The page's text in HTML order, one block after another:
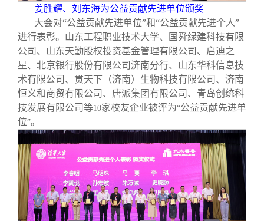
姜胜耀、刘东海为公益贡献先进单位颁奖
大会对“公益贡献先进单位”和“公益贡献先进个人”
进行表彰。山东工程职业技术大学、国舜绿建科技有限
公司、山东天勤股权投资基金管理有限公司、启迪之
星、北京银行股份有限公司济南分行、山东华科信息技
术有限公司、贯天下（济南）生物科技有限公司、济南
恒义和商贸有限公司、唐派集团有限公司、青岛创统科
技发展有限公司等10家校友企业被评为“公益贡献先进单
位”。